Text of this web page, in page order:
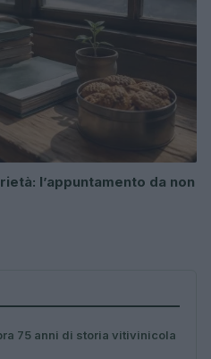
l’appuntamento da non
75 anni di storia vitivinicola